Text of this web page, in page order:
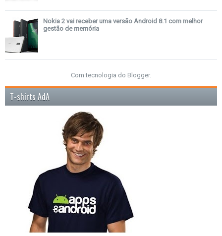
Nokia 2 vai receber uma versão Android 8.1 com melhor
gestão de memória
Com tecnologia do Blogger.
T-shirts AdA